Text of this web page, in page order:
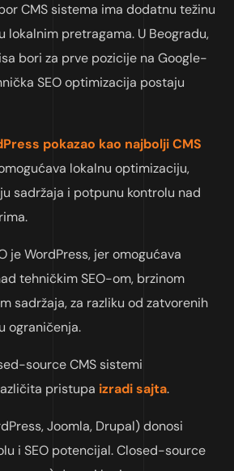
CMS sistema ima dodatnu težinu
lokalnim pretragama. U Beogradu,
bori za prve pozicije na Google-
SEO optimizacija postaju
pokazao kao najbolji CMS
lokalnu optimizaciju,
sadržaja i potpunu kontrolu nad
je WordPress, jer omogućava
tehničkim SEO-om, brzinom
sadržaja, za razliku od zatvorenih
ograničenja.
source CMS sistemi
pristupa izradi sajta.
Joomla, Drupal) donosi
i SEO potencijal. Closed-source